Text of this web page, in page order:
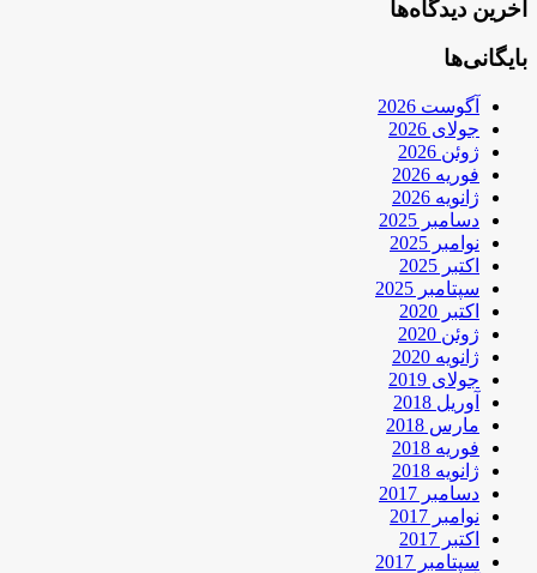
آخرین دیدگاه‌ها
بایگانی‌ها
آگوست 2026
جولای 2026
ژوئن 2026
فوریه 2026
ژانویه 2026
دسامبر 2025
نوامبر 2025
اکتبر 2025
سپتامبر 2025
اکتبر 2020
ژوئن 2020
ژانویه 2020
جولای 2019
آوریل 2018
مارس 2018
فوریه 2018
ژانویه 2018
دسامبر 2017
نوامبر 2017
اکتبر 2017
سپتامبر 2017